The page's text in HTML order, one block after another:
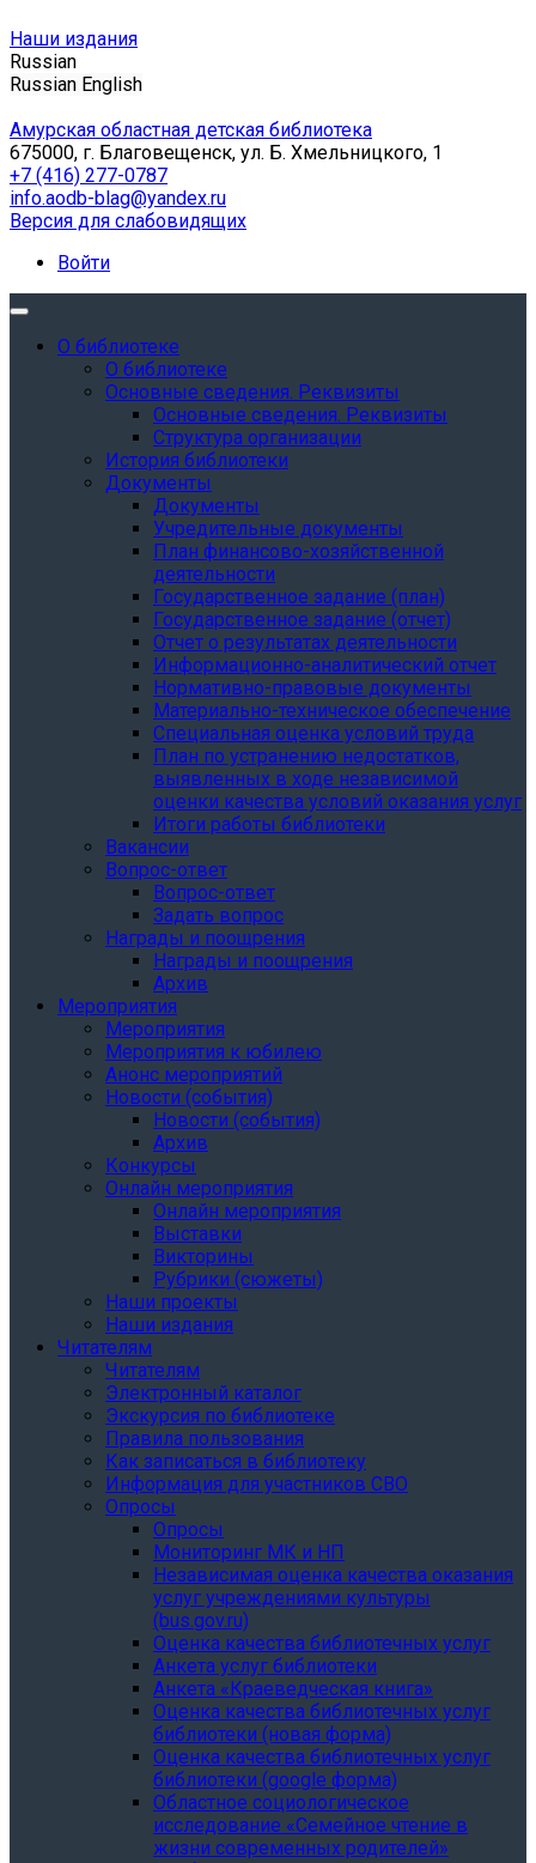
Наши издания
Russian
Russian English
Амурская областная детская библиотека
675000, г. Благовещенск, ул. Б. Хмельницкого, 1
+7 (416) 277-0787
info.aodb-blag@yandex.ru
Версия для слабовидящих
Войти
О библиотеке
О библиотеке
Основные сведения. Реквизиты
Основные сведения. Реквизиты
Структура организации
История библиотеки
Документы
Документы
Учредительные документы
План финансово-хозяйственной
деятельности
Государственное задание (план)
Государственное задание (отчет)
Отчет о результатах деятельности
Информационно-аналитический отчет
Нормативно-правовые документы
Материально-техническое обеспечение
Специальная оценка условий труда
План по устранению недостатков,
выявленных в ходе независимой
оценки качества условий оказания услуг
Итоги работы библиотеки
Вакансии
Вопрос-ответ
Вопрос-ответ
Задать вопрос
Награды и поощрения
Награды и поощрения
Архив
Мероприятия
Мероприятия
Мероприятия к юбилею
Анонс мероприятий
Новости (события)
Новости (события)
Архив
Конкурсы
Онлайн мероприятия
Онлайн мероприятия
Выставки
Викторины
Рубрики (сюжеты)
Наши проекты
Наши издания
Читателям
Читателям
Электронный каталог
Экскурсия по библиотеке
Правила пользования
Как записаться в библиотеку
Информация для участников СВО
Опросы
Опросы
Мониторинг МК и НП
Независимая оценка качества оказания
услуг учреждениями культуры
(bus.gov.ru)
Оценка качества библиотечных услуг
Анкета услуг библиотеки
Анкета «Краеведческая книга»
Oценка качества библиотечных услуг
библиотеки (новая форма)
Oценка качества библиотечных услуг
библиотеки (google форма)
Областное социологическое
исследование «Семейное чтение в
жизни современных родителей»